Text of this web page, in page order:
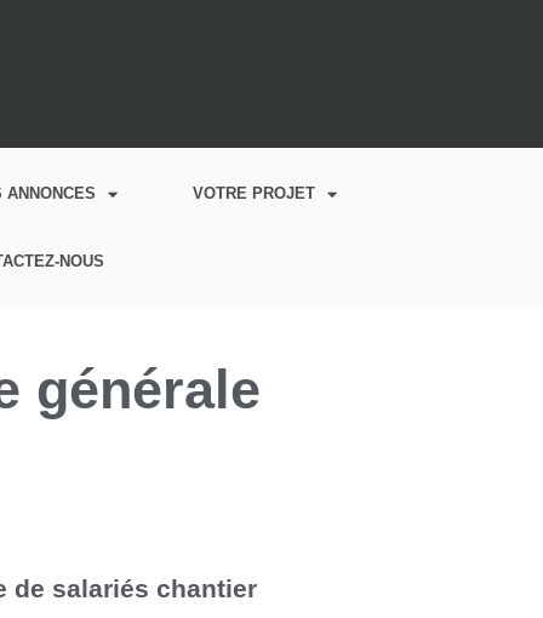
ANNONCES VOTRE PROJET
NOUS
générale
de salariés chantier